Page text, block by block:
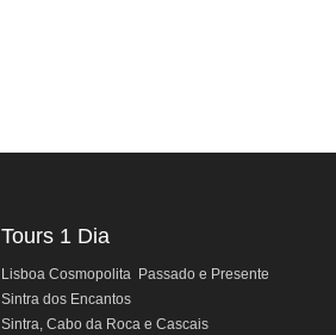
Tours 1 Dia
Lisboa Cosmopolita Passado e Presente
Sintra dos Encantos
Sintra, Cabo da Roca e Cascais